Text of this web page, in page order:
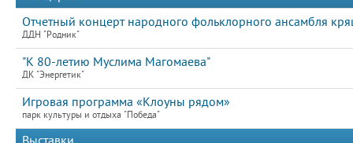
Отчетный концерт народного фольклорного ансамбля
ДДН "Родник"
"К 80-летию Муслима Магомаева"
ДК "Энергетик"
Игровая программа «Клоуны рядом»
парк культуры и отдыха "Победа"